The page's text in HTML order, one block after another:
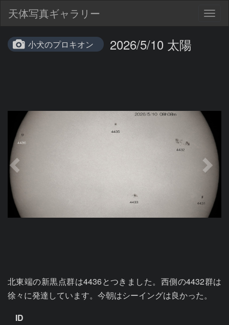
天体写真ギャラリー
小犬のプロキオン 2026/5/10 太陽
北東端の新黒点群は4436とつきました。西側の4432群は
徐々に発達しています。今朝はシーイングは良かった。
ID